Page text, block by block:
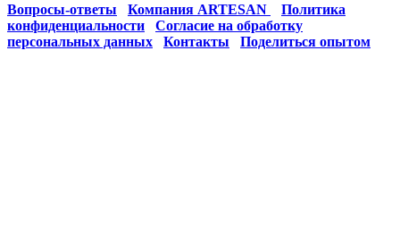
Вопросы-ответы Компания ARTESAN
Политика
конфиденциальности
Согласие на обработку
персональных данных
Контакты Поделиться опытом